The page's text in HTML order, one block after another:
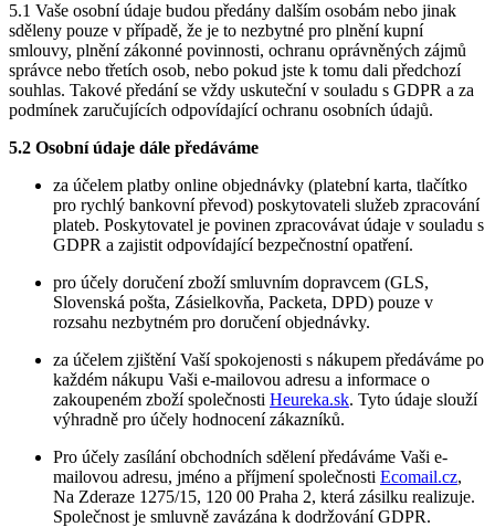
5.1 Vaše osobní údaje budou předány dalším osobám nebo jinak
sděleny pouze v případě, že je to nezbytné pro plnění kupní
smlouvy, plnění zákonné povinnosti, ochranu oprávněných zájmů
správce nebo třetích osob, nebo pokud jste k tomu dali předchozí
souhlas. Takové předání se vždy uskuteční v souladu s GDPR a za
podmínek zaručujících odpovídající ochranu osobních údajů.
5.2 Osobní údaje dále předáváme
za účelem platby online objednávky (platební karta, tlačítko
pro rychlý bankovní převod) poskytovateli služeb zpracování
plateb. Poskytovatel je povinen zpracovávat údaje v souladu s
GDPR a zajistit odpovídající bezpečnostní opatření.
pro účely doručení zboží smluvním dopravcem (GLS,
Slovenská pošta, Zásielkovňa, Packeta, DPD) pouze v
rozsahu nezbytném pro doručení objednávky.
za účelem zjištění Vaší spokojenosti s nákupem předáváme po
každém nákupu Vaši e-mailovou adresu a informace o
zakoupeném zboží společnosti Heureka.sk. Tyto údaje slouží
výhradně pro účely hodnocení zákazníků.
Pro účely zasílání obchodních sdělení předáváme Vaši e-
mailovou adresu, jméno a příjmení společnosti Ecomail.cz,
Na Zderaze 1275/15, 120 00 Praha 2, která zásilku realizuje.
Společnost je smluvně zavázána k dodržování GDPR.